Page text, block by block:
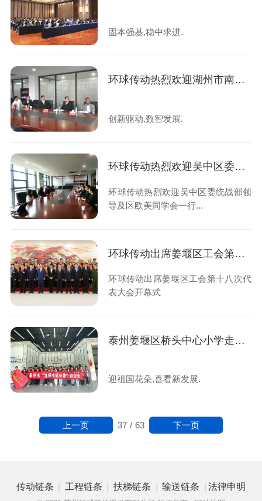
固本强基,稳中求进.
环球传动热烈欢迎湖州市南浔区程佳区长等一行莅临指导
创新驱动,数智发展.
环球传动热烈欢迎吴中区委统战部领导及区欧美同学会一行莅临指导
环球传动热烈欢迎吴中区委统战部领
导及区欧美同学会一行...
环球传动出席姜堰区工会第十八次代表大会开幕式
环球传动出席姜堰区工会第十八次代
表大会开幕式
泰州姜堰区桥头中心小学走进环球传动泰州有限公司
迎祖国花朵,喜看新发展.
37 / 63
上一页 下一页
传动链条 工程链条 扶梯链条 输送链条 法律申明